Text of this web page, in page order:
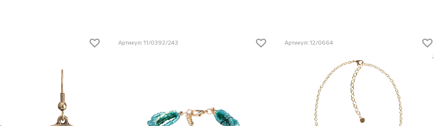
Артикул: 11/0392/243 Артикул: 12/0664